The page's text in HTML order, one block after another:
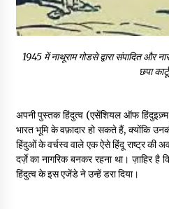
1945 में नाथूराम गोडसे द्वारा संपादित और
छपा
अपनी पुस्तक हिंदुत्व (एसेंशियल ऑफ
भारत भूमि के वफ़ादार हो सकते हैं, क्योंकि
हिंदुओं के वर्चस्व वाले एक ऐसे हिंदू राष्ट्र की
दर्ज़े का नागरिक बनकर रहना था। ज़ाहिर
हिंदुत्व के इस एजेंडे ने उन्हें डरा दिया।